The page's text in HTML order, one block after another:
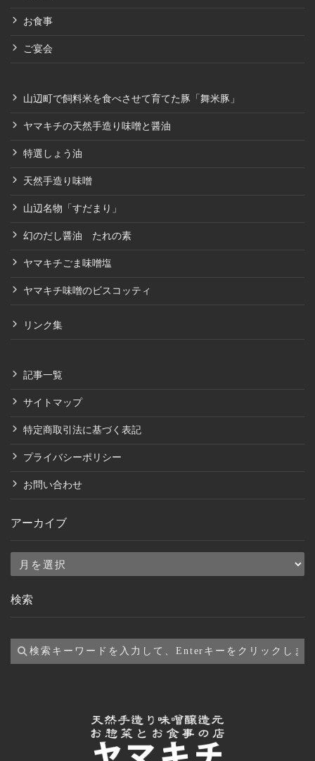
お食事
ご宴会
山辺町で飼料米を食べさせて育てた豚「舞米豚」
ヤマキチの天然手造り味噌と醤油
特選しょう油
天然手造り味噌
山辺名物「すだまり」
幻のだし醤油 たれの素
ヤマキチごま味噌塩
ヤマキチ味噌のビスコッティ
リンク集
記事一覧
サイトマップ
特定商取引法に基づく表記
プライバシーポリシー
お問い合わせ
アーカイブ
ア
カ
ブ
検索